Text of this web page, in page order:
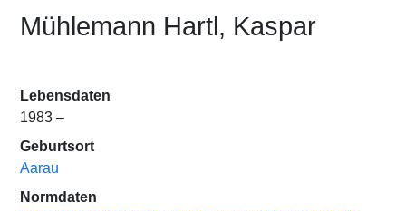
Mühlemann Hartl, Kaspar
Lebensdaten
1983 –
Geburtsort
Aarau
Normdaten